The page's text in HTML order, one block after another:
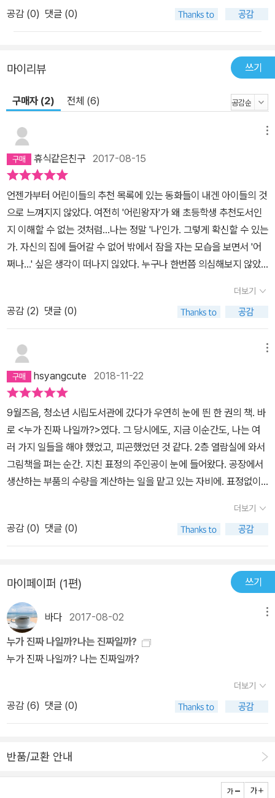
여기에 작가는 잠든 화가가 악몽에 시달리는 모습을 표현한 작품인
광기, 폭력이 가득하고, 우리의 이성은 여전히 깨어있어야 한다고 이
야기하고 있다. 또, 주로 정신질환자를 그린 ‘테오도르 제리코의 초상
화’에서 영감을 얻어 일에 지친 노동자의 모습을 그려 넣었다. 소외와
행복의 상실은 사람들의 얼굴에 슬픔이 드리우게 하고, 그들의 눈엔
공허함이 가득하다. 정신질환자와 노동자들의 소외감은 크게 다르지
않으며, 개인의 진정한 자아는 더 이상 존재하지 않는 누군가를 나타
내기 위한 창백한 그림자로 대체된다. 제리코가 네 개의 초상화를 깨
달았다는 것도 기이한 일이다, 왜냐하면 이 네 가지는 마르크스의 저
서 '경제와 철학에 대한 기고'(1844)에서 설명되던 소외이기 때문이
다. 자비에가 첫 번째로 할 일은 이런 소외감을 통해 자신이 주된 피해
자라는 것을 인식하는 것이다. 두 번째 단계는 주위를 다른 시각으로
둘러보는 것인데, 이는 더 날카로워진 눈으로 자신이 처한 상황에 집
중할 수 있으며 새로움을 찾는 것을 가능케 해준다. 도메니코 놀리의
를 할 차례이다. 그림 속에 숨겨져 있는 보물 같은 이야기를 즐겁게 풀
공감 (0) 댓글 (0)
마이리뷰 쓰기
구매자 (2) 전체 (6)
휴식같은친구 2017-08-15
언젠가부터 어린이들의 추천 목록에 있는 동화들이 내겐 아이들의 것
으로 느껴지지 않았다. 여전히 '어린왕자'가 왜 초등학생 추천도서인
지 이해할 수 없는 것처럼...나는 정말 '나'인가. 그렇게 확신할 수 있는
가. 자신의 집에 들어갈 수 없어 밖에서 잠을 자는 모습을 보면서 '어
쩌나...' 싶은 생각이 떠나지 읺았다. 누구나 한번쯤 의심해보지 않았
더보기
공감 (2) 댓글 (0)
hsyangcute 2018-11-22
9월즈음, 청소년 시립도서관에 갔다가 우연히 눈에 띈 한 권의 책. 바
로 <누가 진짜 나일까?>였다. 그 당시에도, 지금 이순간도, 나는 여
러 가지 일들을 해야 했었고, 피곤했었던 것 같다. 2층 열람실에 와서
그림책을 펴는 순간. 지친 표정의 주인공이 눈에 들어왔다. 공장에서
생산하는 부품의 수량을 계산하는 일을 맡고 있는 자비에. 표정없이
르는 사람들이 다소 황당해 보이기도 했다. 재미없고 지루하지만 계
속 반복되는 일상들. 어디선가 본 듯한, 그 생명력 없는 무채색에 가까
운 사람들의 표정. 멈추지 말고 일하기를 원하는 회사의 요구. 그 부당
를 내고 싶었던 자비에였지만, 회사를 떠나면 사장이 힘들어하리라는
것을 알기에 꾸역꾸역 더 버티었던 그 모습이 애처롭지만, 공감이 되
는 대목이었다. 힘들다고 일을 안 하게 되면 누군가는 힘들어지거나,
또 일을 안 하고 있는 나를 괜찮다고 말할 수 없는 ‘나’를 잘 안다. 버
겁고 힘든 일상에서 벗어나려는 자비에에게 사장은 복제인간을 만날
비에에게 사장은 아무렇지 않게 또다시 회사에서 반복되는 일상을 강
요한다. 복제인간은 과연 자비에를 행복하게 할 수 있을까? 복제인간
은 자비에가 정말 원하는 것을 대신해줄 뿐, 반복되는 일상에서는 벗
망친다. 바다로 도망쳐서 자비에가 찾은 행복은 크레이프를 파는 것.
였다. 하루하루 보내는 것이 물론 의미는 있지만, 내가 생각했던 것보
더보기
공감 (0) 댓글 (0)
마이페이퍼 (1편) 쓰기
바다 2017-08-02
누가 진짜 나일까?나는 진짜일까?
누가 진짜 나일까? 나는 진짜일까?
더보기
공감 (6) 댓글 (0)
반품/교환 안내